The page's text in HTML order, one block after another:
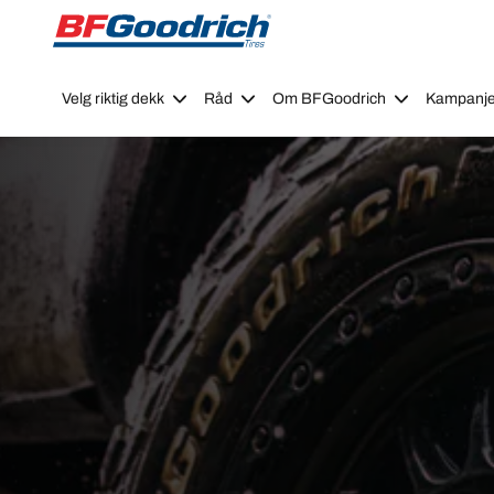
Go to page content Go to page navigation
Velg riktig dekk Råd Om BFGoodrich